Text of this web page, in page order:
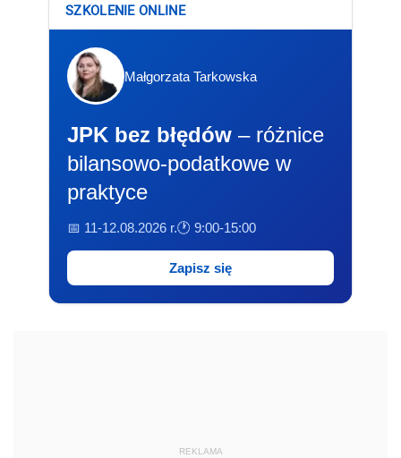
SZKOLENIE ONLINE
Małgorzata Tarkowska
JPK bez błędów – różnice
bilansowo-podatkowe w
praktyce
📅 11-12.08.2026 r.🕐 9:00-15:00
Zapisz się
REKLAMA